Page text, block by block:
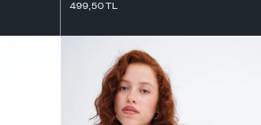
499,50TL